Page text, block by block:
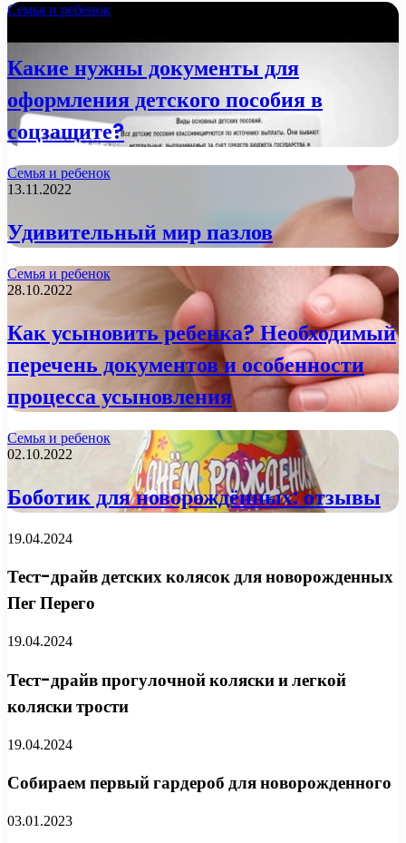
Семья и ребенок
Какие нужны документы для
оформления детского пособия в
соцзащите?
Семья и ребенок
13.11.2022
Удивительный мир пазлов
Семья и ребенок
28.10.2022
Как усыновить ребенка? Необходимый
перечень документов и особенности
процесса усыновления
Семья и ребенок
02.10.2022
Боботик для новорождённых: отзывы
19.04.2024
Тест-драйв детских колясок для новорожденных
Пег Перего
19.04.2024
Тест-драйв прогулочной коляски и легкой
коляски трости
19.04.2024
Собираем первый гардероб для новорожденного
03.01.2023